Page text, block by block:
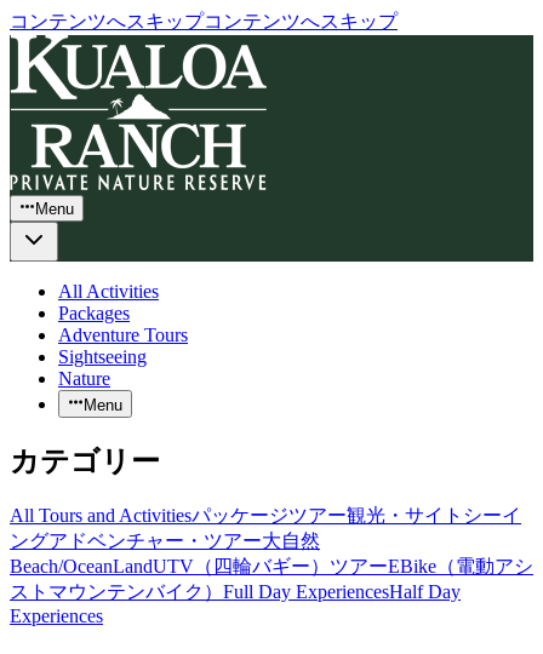
コンテンツへスキップコンテンツへスキップ
Menu
All Activities
Packages
Adventure Tours
Sightseeing
Nature
Menu
カテゴリー
All Tours and Activitiesパッケージツアー観光・サイトシーイ
ングアドベンチャー・ツアー大自然
Beach/OceanLandUTV（四輪バギー）ツアーEBike（電動アシ
ストマウンテンバイク） Full Day ExperiencesHalf Day
Experiences